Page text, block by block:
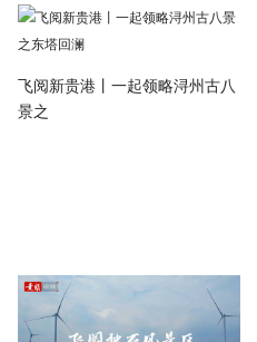
飞阅新贵港丨一起领略浔州古八
景之